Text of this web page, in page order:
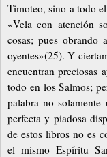
Timoteo, sino a todo
«Vela con atención
cosas; pues
oyentes»(25). Y
encuentran preciosas
todo en los Salmos;
palabra no
perfecta y piadosa
de estos libros no es
el mismo Espíritu